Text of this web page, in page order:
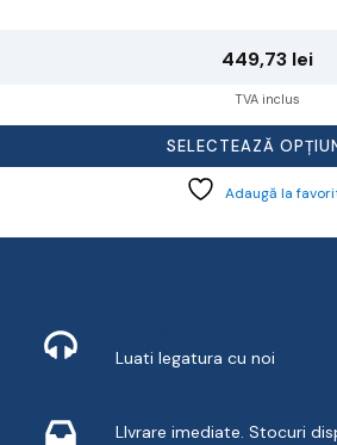
449,73 lei
TVA inclus
SELECTEAZĂ
Adaugă la
Luati legatura cu noi
LIvrare imediate. Stocuri